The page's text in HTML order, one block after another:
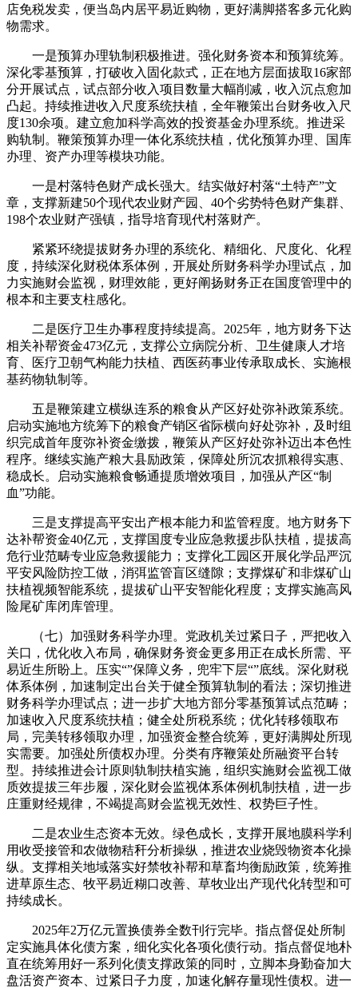
店免税发卖，便当岛内居平易近购物，更好满脚搭客多元化购
物需求。
一是预算办理轨制积极推进。强化财务资本和预算统筹。
深化零基预算，打破收入固化款式，正在地方层面拔取16家部
分开展试点，试点部分收入项目数量大幅削减，收入沉点愈加
凸起。持续推进收入尺度系统扶植，全年鞭策出台财务收入尺
度130余项。建立愈加科学高效的投资基金办理系统。推进采
购轨制。鞭策预算办理一体化系统扶植，优化预算办理、国库
办理、资产办理等模块功能。
一是村落特色财产成长强大。结实做好村落“土特产”文
章，支撑新建50个现代农业财产园、40个劣势特色财产集群、
198个农业财产强镇，指导培育现代村落财产。
紧紧环绕提拔财务办理的系统化、精细化、尺度化、化程
度，持续深化财税体系体例，开展处所财务科学办理试点，加
力实施财会监视，财理效能，更好阐扬财务正在国度管理中的
根本和主要支柱感化。
二是医疗卫生办事程度持续提高。2025年，地方财务下达
相关补帮资金473亿元，支撑公立病院分析、卫生健康人才培
育、医疗卫朝气构能力扶植、西医药事业传承取成长、实施根
基药物轨制等。
五是鞭策建立横纵连系的粮食从产区好处弥补政策系统。
启动实施地方统筹下的粮食产销区省际横向好处弥补，及时组
织完成首年度弥补资金缴拨，鞭策从产区好处弥补迈出本色性
程序。继续实施产粮大县励政策，保障处所沉农抓粮得实惠、
稳成长。启动实施粮食畅通提质增效项目，加强从产区“制
血”功能。
三是支撑提高平安出产根本能力和监管程度。地方财务下
达补帮资金40亿元，支撑国度专业应急救援步队扶植，提拔高
危行业范畴专业应急救援能力；支撑化工园区开展化学品严沉
平安风险防控工做，消弭监管盲区缝隙；支撑煤矿和非煤矿山
扶植视频智能系统，提拔矿山平安智能化程度；支撑实施高风
险尾矿库闭库管理。
（七）加强财务科学办理。党政机关过紧日子，严把收入
关口，优化收入布局，确保财务资金更多用正在成长所需、平
易近生所盼上。压实“”保障义务，兜牢下层“”底线。深化财税
体系体例，加速制定出台关于健全预算轨制的看法；深切推进
财务科学办理试点；进一步扩大地方部分零基预算试点范畴；
加速收入尺度系统扶植；健全处所税系统；优化转移领取布
局，完美转移领取办理，加强资金整合统筹，更好满脚处所现
实需要。加强处所债权办理。分类有序鞭策处所融资平台转
型。持续推进会计原则轨制扶植实施，组织实施财会监视工做
质效提拔三年步履，深化财会监视体系体例机制扶植，进一步
庄重财经规律，不竭提高财会监视无效性、权势巨子性。
二是农业生态资本无效。绿色成长，支撑开展地膜科学利
用收受接管和农做物秸秆分析操纵，推进农业烧毁物资本化操
纵。支撑相关地域落实好禁牧补帮和草畜均衡励政策，统筹推
进草原生态、牧平易近糊口改善、草牧业出产现代化转型和可
持续成长。
2025年2万亿元置换债券全数刊行完毕。指点督促处所制
定实施具体化债方案，细化实化各项化债行动。指点督促地朴
直在统筹用好一系列化债支撑政策的同时，立脚本身勤奋加大
盘活资产资本、过紧日子力度，加速化解存量现性债权。进一